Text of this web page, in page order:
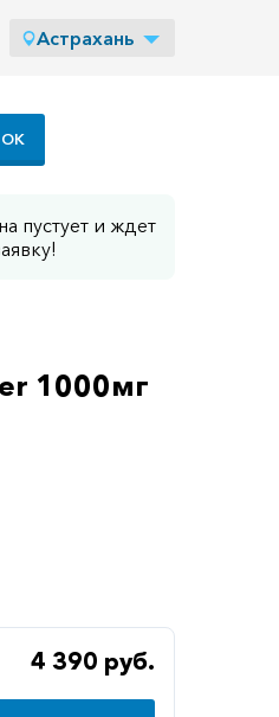
Астрахань
пустует и ждет
1000мг
4 390 руб.